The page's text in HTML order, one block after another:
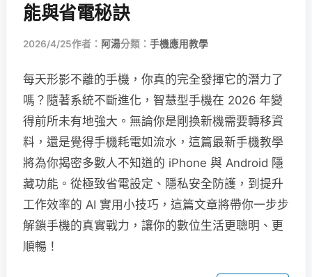
能與省電秘訣
2026/4/25作者： 阿湯分類： 手機應用教學
每天形影不離的手機，你真的完全發揮它的潛力了
嗎？隨著系統不斷進化，智慧型手機在 2026 年變
得前所未有地強大。無論你是剛換新機需要轉移資
料，還是覺得手機耗電如流水，這篇最新手機教學
將為你揭密多數人不知道的 iPhone 與 Android 隱
藏功能。從極致省電設定、隱私安全防護，到提升
工作效率的 AI 實用小技巧，這篇文章將帶你一步步
解鎖手機的真實戰力，讓你的數位生活更聰明、更
順暢！